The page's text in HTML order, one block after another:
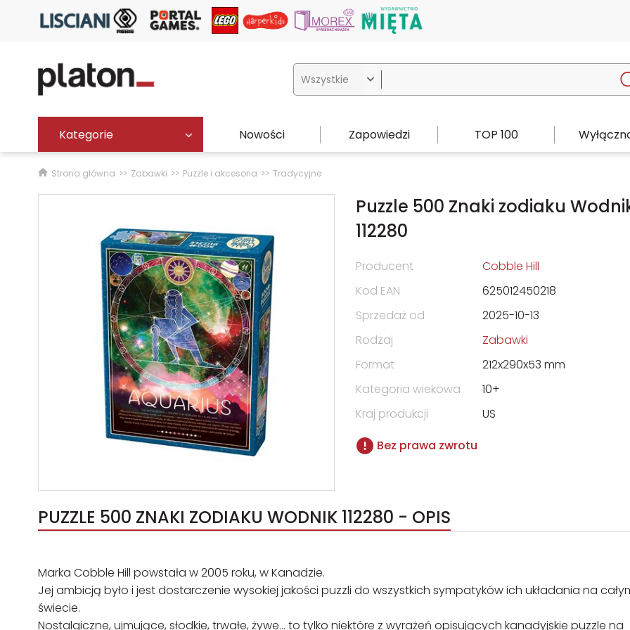

Kategorie Nowości Zapowiedzi TOP 100
Strona główna Zabawki Puzzle i akcesoria Tradycyjne
Puzzle 500 Znaki zodiaku
112280
Producent
Cobble Hill
Kod EAN
625012450218
Sprzedaż od
2025-10-13
Rodzaj
Zabawki
Format
212x290x53 mm
Kategoria wiekowa
10+
Kraj produkcji
US
Bez prawa zwrotu
PUZZLE 500 ZNAKI ZODIAKU WODNIK 112280 - OPIS
Marka Cobble Hill powstała w 2005 roku, w Kanadzie.
Jej ambicją było i jest dostarczenie wysokiej jakości puzzli do wszystkich sympatyków ich układania na
świecie.
Nostalgiczne, ujmujące, słodkie, trwałe, żywe… to tylko niektóre z wyrażeń opisujących kanadyjskie puzzle na